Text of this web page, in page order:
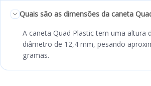
Quais são as dimensões da caneta
A caneta Quad Plastic tem uma altura
diâmetro de 12,4 mm, pesando
gramas.